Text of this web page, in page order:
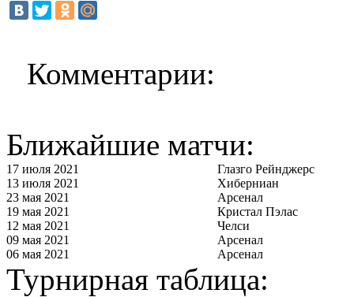
Комментарии:
Ближайшие матчи:
17 июля 2021
Глазго Рейнджерс
13 июля 2021
Хиберниан
23 мая 2021
Арсенал
19 мая 2021
Кристал Пэлас
12 мая 2021
Челси
09 мая 2021
Арсенал
06 мая 2021
Арсенал
Турнирная таблица: